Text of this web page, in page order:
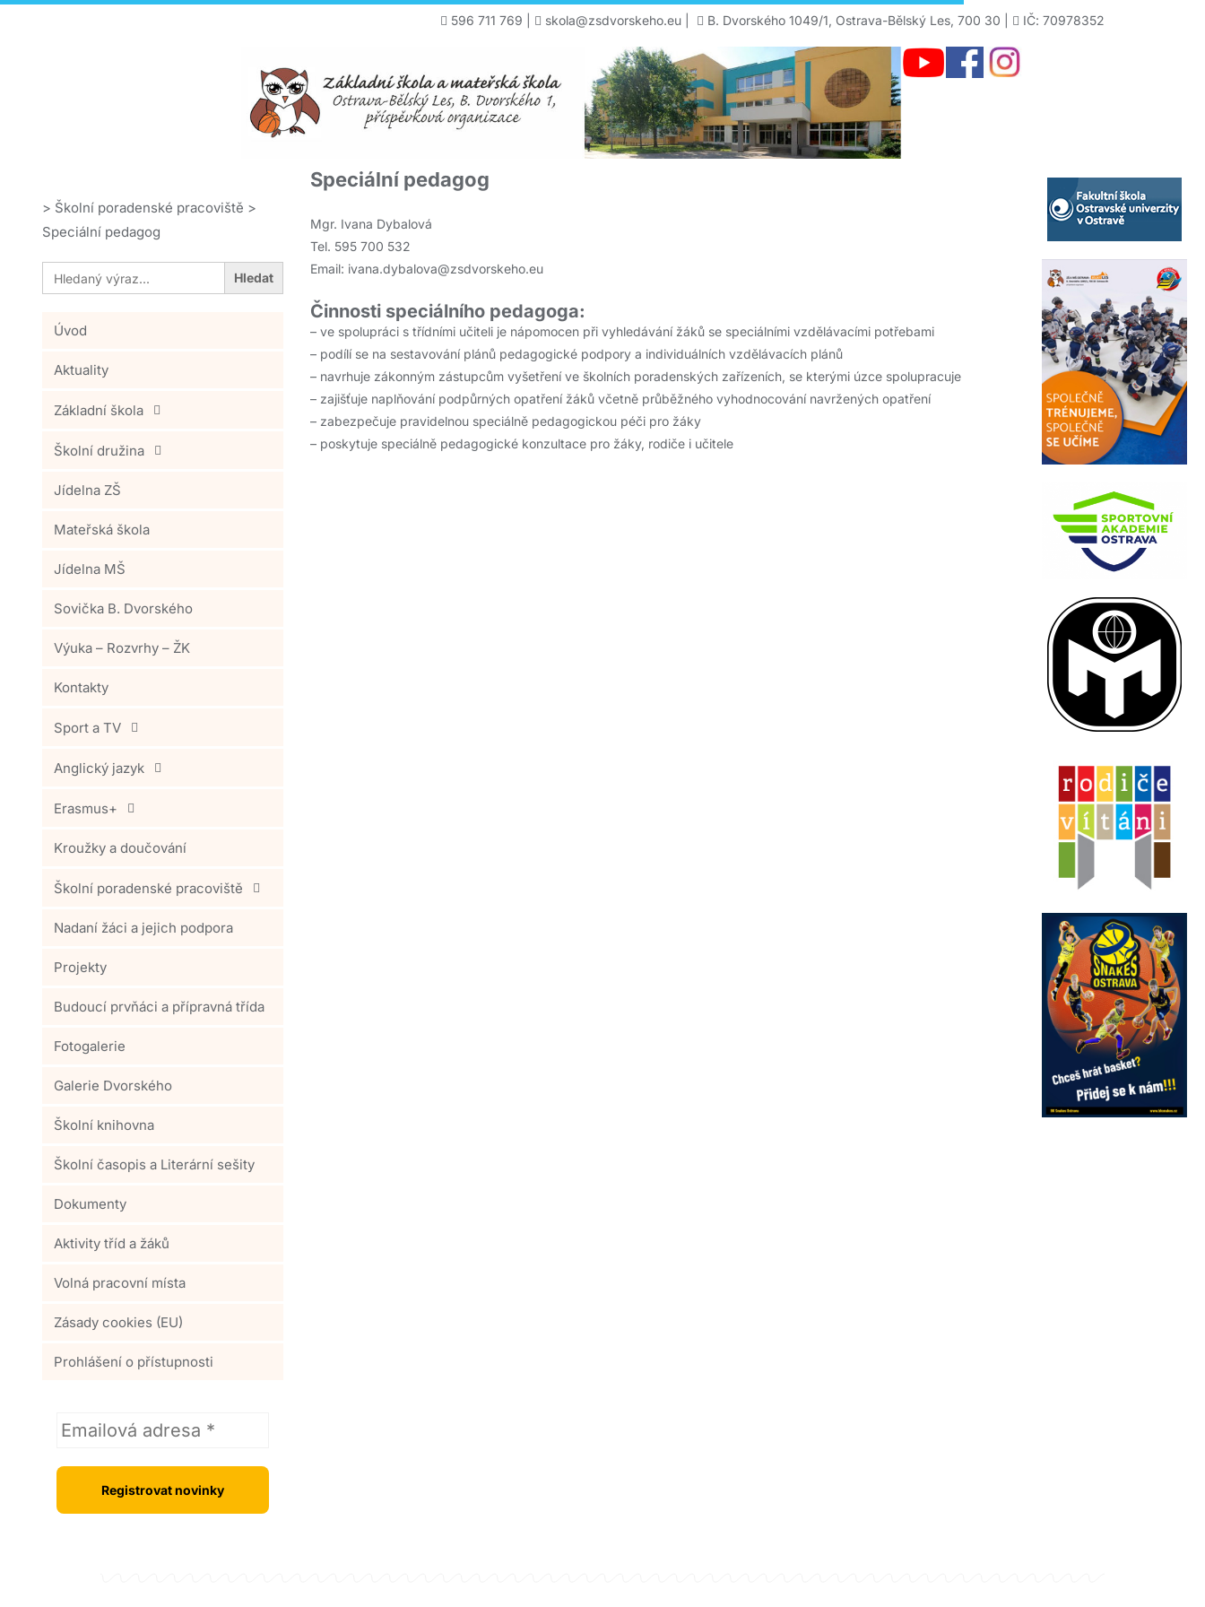
596 711 769 skola@zsdvorskeho.eu B. Dvorského 1049/1, Ostrava-Bělský Les, 700 30 | IČ: 70978352
> Školní poradenské pracoviště >
Speciální pedagog
Search
for:
Úvod
Aktuality
Základní škola
Školní družina
Jídelna ZŠ
Mateřská škola
Jídelna MŠ
Sovička B. Dvorského
Výuka – Rozvrhy – ŽK
Kontakty
Sport a TV
Anglický jazyk
Erasmus+
Kroužky a doučování
Školní poradenské pracoviště
Nadaní žáci a jejich podpora
Projekty
Budoucí prvňáci a přípravná třída
Fotogalerie
Galerie Dvorského
Školní knihovna
Školní časopis a Literární sešity
Dokumenty
Aktivity tříd a žáků
Volná pracovní místa
Zásady cookies (EU)
Prohlášení o přístupnosti
Speciální pedagog
Mgr. Ivana Dybalová
Tel. 595 700 532
Email: ivana.dybalova@zsdvorskeho.eu
Činnosti speciálního pedagoga:
– ve spolupráci s třídními učiteli je nápomocen při vyhledávání žáků se speciálními vzdělávacími potřebami
– podílí se na sestavování plánů pedagogické podpory a individuálních vzdělávacích plánů
– navrhuje zákonným zástupcům vyšetření ve školních poradenských zařízeních, se kterými úzce spolupracuje
– zajišťuje naplňování podpůrných opatření žáků včetně průběžného vyhodnocování navržených opatření
– zabezpečuje pravidelnou speciálně pedagogickou péči pro žáky
– poskytuje speciálně pedagogické konzultace pro žáky, rodiče i učitele